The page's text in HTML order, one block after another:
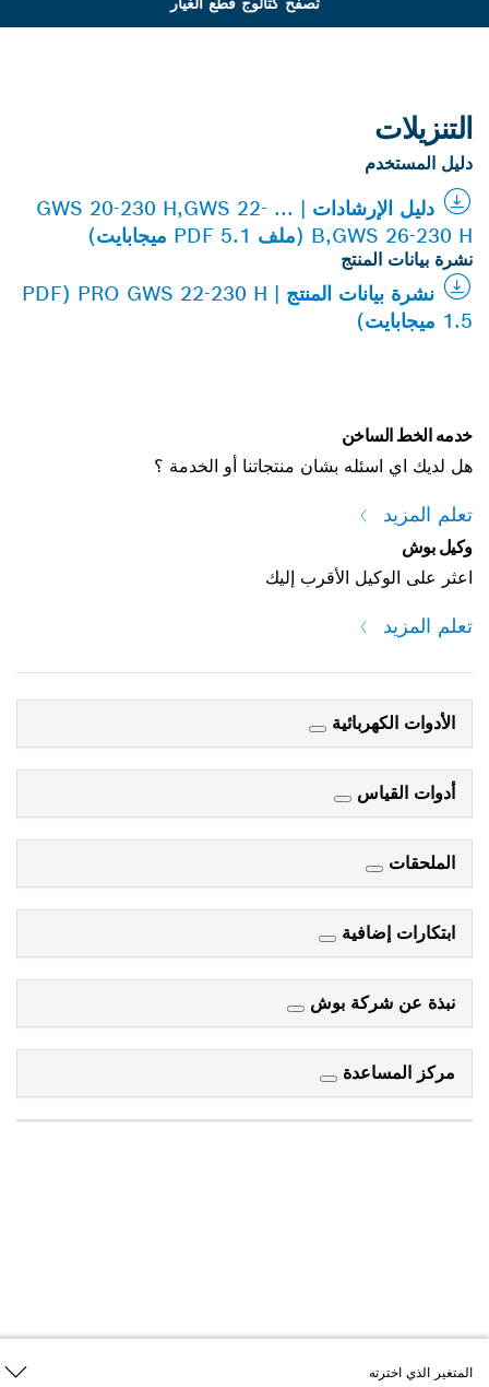
المتغير الذي اخترته
التنزيلات
دليل المستخدم
دليل الإرشادات | GWS 20-230 H,GWS 22- ...
B,GWS 26-230 H (ملف PDF 5.1 ميجابايت)
نشرة بيانات المنتج
نشرة بيانات المنتج | PRO GWS 22-230 H (PDF
1.5 ميجابايت)
خدمه الخط الساخن
هل لديك اي اسئله بشان منتجاتنا أو الخدمة ؟
تعلم المزيد
وكيل بوش
اعثر على الوكيل الأقرب إليك
تعلم المزيد
الأدوات الكهربائية
أدوات القياس
الملحقات
ابتكارات إضافية
نبذة عن شركة بوش
مركز المساعدة